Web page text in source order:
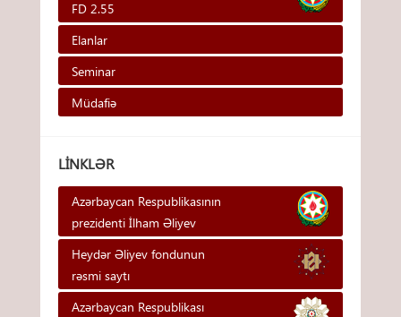
FD 2.55
Elanlar
Seminar
Müdafiə
LINKLƏR
Azərbaycan Respublikasının
prezidenti İlham Əliyev
Heydər Əliyev fondunun
rəsmi saytı
Azərbaycan Respublikası